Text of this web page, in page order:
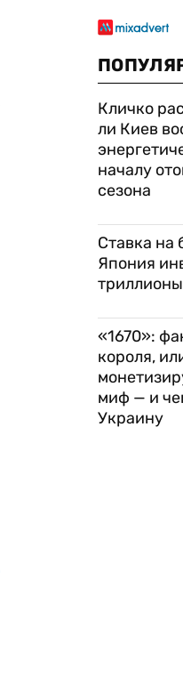
Кличко
ли Киев
началу
сезона
Ставка на
Япония
триллионы
«1670»:
короля,
миф — и
Украину